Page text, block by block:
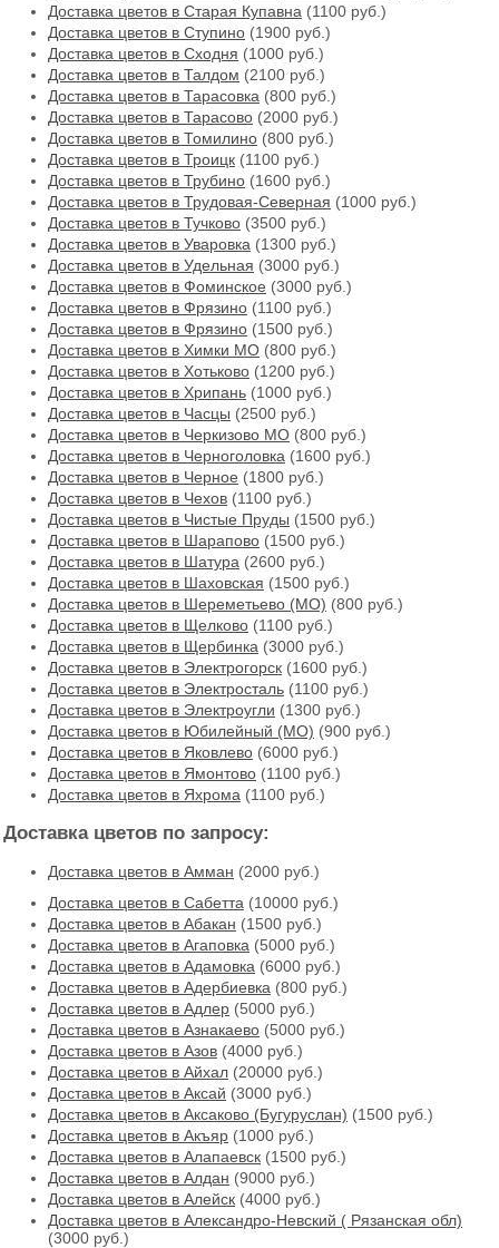
Доставка цветов в Старая Купавна (1100 руб.)
Доставка цветов в Ступино (1900 руб.)
Доставка цветов в Сходня (1000 руб.)
Доставка цветов в Талдом (2100 руб.)
Доставка цветов в Тарасовка (800 руб.)
Доставка цветов в Тарасово (2000 руб.)
Доставка цветов в Томилино (800 руб.)
Доставка цветов в Троицк (1100 руб.)
Доставка цветов в Трубино (1600 руб.)
Доставка цветов в Трудовая-Северная (1000 руб.)
Доставка цветов в Тучково (3500 руб.)
Доставка цветов в Уваровка (1300 руб.)
Доставка цветов в Удельная (3000 руб.)
Доставка цветов в Фоминское (3000 руб.)
Доставка цветов в Фрязино (1100 руб.)
Доставка цветов в Фрязино (1500 руб.)
Доставка цветов в Химки МО (800 руб.)
Доставка цветов в Хотьково (1200 руб.)
Доставка цветов в Хрипань (1000 руб.)
Доставка цветов в Часцы (2500 руб.)
Доставка цветов в Черкизово МО (800 руб.)
Доставка цветов в Черноголовка (1600 руб.)
Доставка цветов в Черное (1800 руб.)
Доставка цветов в Чехов (1100 руб.)
Доставка цветов в Чистые Пруды (1500 руб.)
Доставка цветов в Шарапово (1500 руб.)
Доставка цветов в Шатура (2600 руб.)
Доставка цветов в Шаховская (1500 руб.)
Доставка цветов в Шереметьево (МО) (800 руб.)
Доставка цветов в Щелково (1100 руб.)
Доставка цветов в Щербинка (3000 руб.)
Доставка цветов в Электрогорск (1600 руб.)
Доставка цветов в Электросталь (1100 руб.)
Доставка цветов в Электроугли (1300 руб.)
Доставка цветов в Юбилейный (МО) (900 руб.)
Доставка цветов в Яковлево (6000 руб.)
Доставка цветов в Ямонтово (1100 руб.)
Доставка цветов в Яхрома (1100 руб.)
Доставка цветов по запросу:
Доставка цветов в Амман (2000 руб.)
Доставка цветов в Cабетта (10000 руб.)
Доставка цветов в Абакан (1500 руб.)
Доставка цветов в Агаповка (5000 руб.)
Доставка цветов в Адамовка (6000 руб.)
Доставка цветов в Адербиевка (800 руб.)
Доставка цветов в Адлер (5000 руб.)
Доставка цветов в Азнакаево (5000 руб.)
Доставка цветов в Азов (4000 руб.)
Доставка цветов в Айхал (20000 руб.)
Доставка цветов в Аксай (3000 руб.)
Доставка цветов в Аксаково (Бугуруслан) (1500 руб.)
Доставка цветов в Акъяр (1000 руб.)
Доставка цветов в Алапаевск (1500 руб.)
Доставка цветов в Алдан (9000 руб.)
Доставка цветов в Алейск (4000 руб.)
Доставка цветов в Александро-Невский ( Рязанская обл)
(3000 руб.)